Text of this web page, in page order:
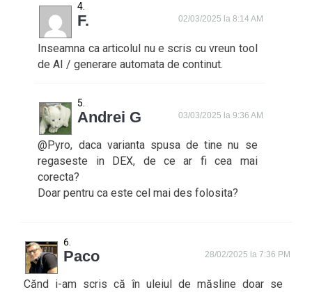
F. 02/03/2025 la 8:14 AM
Inseamna ca articolul nu e scris cu vreun tool
de AI / generare automata de continut.
Andrei G 03/03/2025 la 9:36 AM
@Pyro, daca varianta spusa de tine nu se
regaseste in DEX, de ce ar fi cea mai
corecta?
Doar pentru ca este cel mai des folosita?
Paco 28/02/2025 la 7:36 PM
Cănd i-am scris că în uleiul de măsline doar se